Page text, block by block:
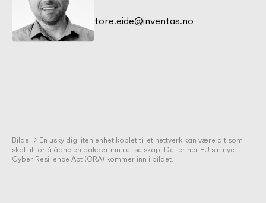
tore.eide@inventas.no
Bilde → En uskyldig liten enhet koblet til et nettverk kan være alt som
skal til for å åpne en bakdør inn i et selskap. Det er her EU sin nye
Cyber Resilience Act (CRA) kommer inn i bildet.